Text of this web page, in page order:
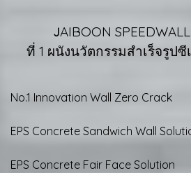
JAIBOON
ที่ 1 ผนังนวัตกรรมสำเร็จรูปซี
No.1 Innovation Wall Zero Crack
EPS Concrete Sandwich Wall
EPS Concrete Fair Face Solution